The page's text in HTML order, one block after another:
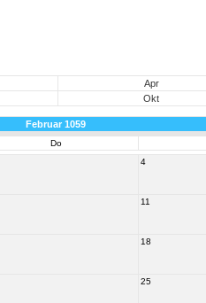
Apr
Okt
Februar 1059
Do
4
11
18
25